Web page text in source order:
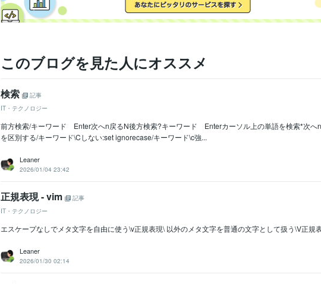
このブログを見た人にオススメ
検索
記事
IT・テクノロジー
前方検索/キーワード Enter次へn戻るN後方検索?キーワード Enterカーソル上の単語を検索*次へ
を区別する/キーワード\Cしない:set ignorecase/キーワード\c強...
Leaner
2026/01/04 23:42
正規表現 - vim
記事
IT・テクノロジー
エスケープなしでメタ文字を自由に使う\v正規表現\ 以外のメタ文字を普通の文字として扱う\V正規
Leaner
2026/01/30 02:14